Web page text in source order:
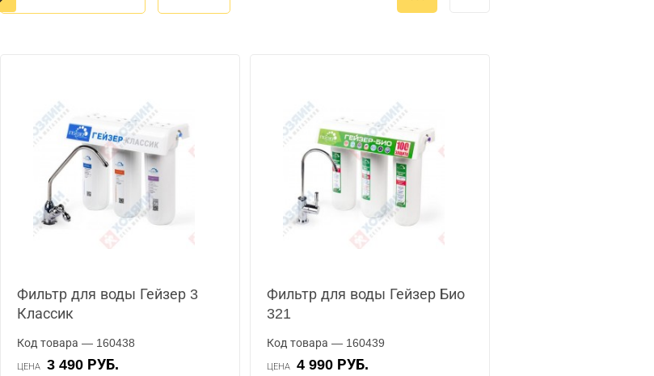
Фильтр для воды Гейзер 3
Классик
Код товара — 160438
ЦЕНА 3 490 РУБ.
Фильтр для воды Гейзер Био
321
Код товара — 160439
ЦЕНА 4 990 РУБ.